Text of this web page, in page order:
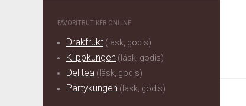
FAVORITBUTIKER ONLINE
Drakfrukt (läsk, godis)
Klippkungen (läsk, godis)
Delitea (läsk, godis)
Partykungen (läsk, godis)